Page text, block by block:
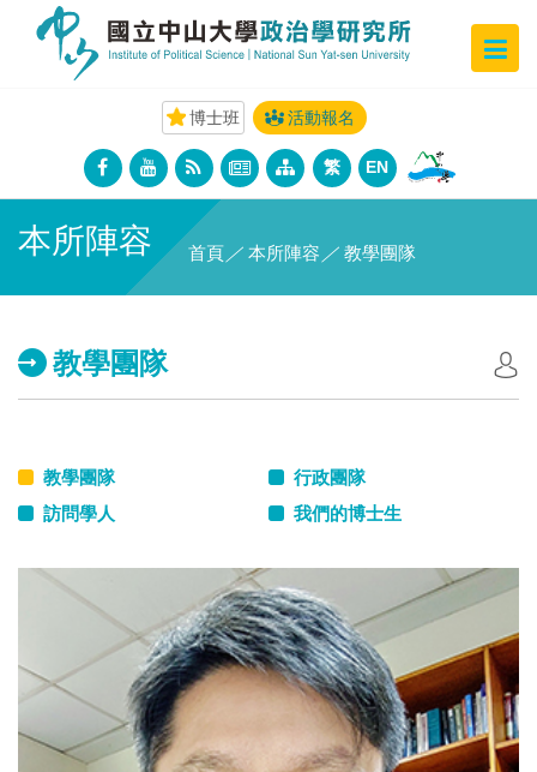
博士班 活動報名
繁 EN
本所陣容 首頁 ／ 本所陣容 ／ 教學團隊
教學團隊
教學團隊
行政團隊
訪問學人
我們的博士生